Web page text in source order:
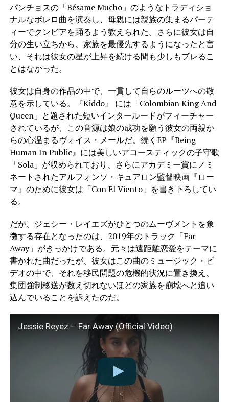
パンチョスの「Bésame Mucho」のようなトラディショ
ナルなボレロ曲を演奏し、母親には親族の集まるパーテ
ィーでクンビアを踊るよう教えられた。さらに彼女は自
分の生い立ちから、家族を最優先するようになったと言
い、それは彼女の星が上昇を続ける間も少しもブレるこ
とはなかった。
彼女は自身の作品の中で、一貫して自らのルーツへの敬
意を示している。『Kiddo』 には「Colombian King And
Queen」と題された短いインタールードがフィーチャー
されているが、この音源は娘の成功を願う彼女の両親か
らの心温まるヴォイス・メールだ。続くEP『Being
Human In Public』には美しいアコースティックの子守歌
「Sola」が収められており、さらにアカデミー賞にノミ
ネートされたアルフォンソ・キュアロン監督映画『ロー
マ』のために彼女は「Con El Viento」を書き下ろしてい
る。
だが、ジェシー・レイエズがひとつのムーヴメントを象
徴する存在となったのは、2019年のトラック「Far
Away」がきっかけである。元々は遠距離恋愛をテーマに
書かれた曲だったが、彼女はこの曲のミュージック・ビ
デオの中で、それを移民問題の危機的状況に置き換え、
集団強制移送が数え切れないほどの家族を崩壊へと追い
込んでいることを訴えたのだ。
Jessie Reyez – Far Away (Official Video)